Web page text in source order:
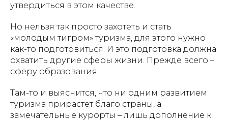
утвердиться в этом качестве.
Но нельзя так просто захотеть и стать
«молодым тигром» туризма, для этого нужно
как-то подготовиться. И это подготовка должна
охватить другие сферы жизни. Прежде всего –
сферу образования.
Там-то и выяснится, что ни одним развитием
туризма прирастет благо страны, а
замечательные курорты – лишь дополнение к